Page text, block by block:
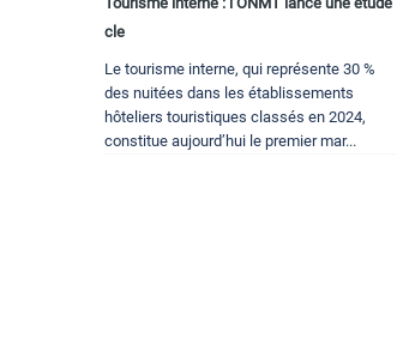
cle
Le tourisme interne, qui représente 30 %
des nuitées dans les établissements
hôteliers touristiques classés en 2024,
constitue aujourd’hui le premier mar...